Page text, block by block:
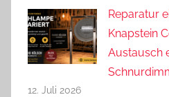
Reparatur
Knapstein
Austausch
12. Juli 2026